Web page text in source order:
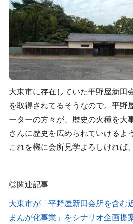
大東市に存在していた平野屋新田
を取得されてるそうなので。平野
ーターの方々が、歴史の火種を大
さんに歴史を広められていけるよ
これを機に会所見学よろしければ
◎関連記事
大東市が「平野屋新田会所を含む
まんが化事業」をシナリオ企画提